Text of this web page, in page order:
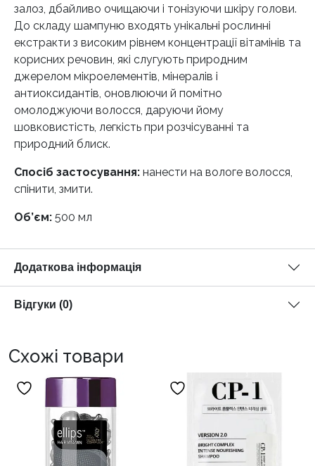
залоз, дбайливо очищаючи і тонізуючи шкіру голови.
До складу шампуню входять унікальні рослинні
екстракти з високим рівнем концентрації вітамінів та
корисних речовин, які слугують природним
джерелом мікроелементів, мінералів і
антиоксидантів, оновлюючи й помітно
омолоджуючи волосся, даруючи йому
шовковистість, легкість при розчісуванні та
природний блиск.
Спосіб застосування: нанести на вологе волосся,
спінити, змити.
Об’єм: 500 мл
Додаткова інформація
Відгуки (0)
Схожі товари